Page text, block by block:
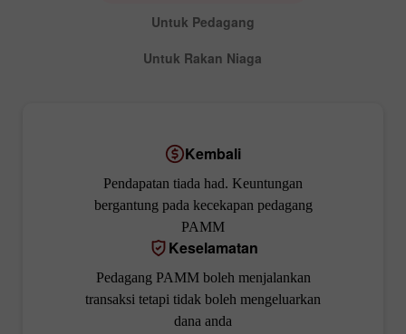
Untuk Pedagang
Untuk Rakan Niaga
Kembali
Pendapatan tiada had. Keuntungan
bergantung pada kecekapan pedagang
PAMM
Keselamatan
Pedagang PAMM boleh menjalankan
transaksi tetapi tidak boleh mengeluarkan
dana anda